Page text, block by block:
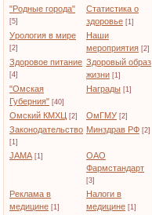
"Родные города"
[5]
Статистика о
здоровье [1]
Урология в мире
[2]
Наши
мероприятия [2]
Здоровое питание
[4]
Здоровый образ
жизни [1]
"Омская
Губерния" [40]
Награды [1]
Омский КМХЦ [2] ОмГМУ [2]
Законодательство
[1]
Минздрав РФ [2]
JAMA [1]
ОАО
Фармстандарт
[3]
Реклама в
медицине [1]
Налоги в
медицине [1]